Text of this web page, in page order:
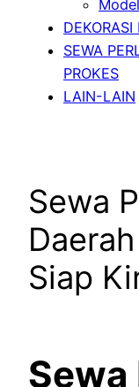
SEWA
PROKES
LAIN-LAIN
Sewa
Siap
Sewa